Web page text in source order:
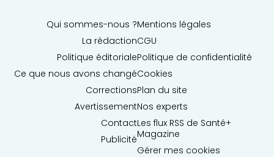
Qui sommes-nous ?
La rédaction
Politique éditoriale
Ce que nous avons changé
Corrections
Avertissement
Contact
Publicité
Mentions légales
CGU
Politique de confidentialité
Cookies
Plan du site
Nos experts
Les flux RSS de Santé+
Magazine
Gérer mes cookies